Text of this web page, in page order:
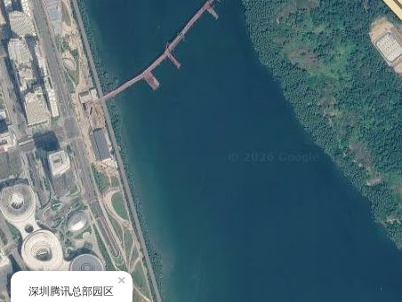
深圳腾讯总部园区
×